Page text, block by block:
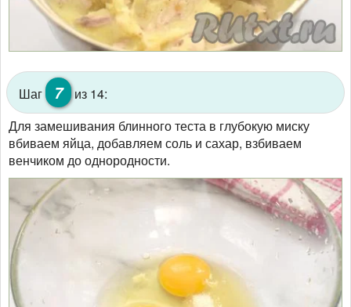
Шаг 7
из 14:
Для замешивания блинного теста в глубокую миску
вбиваем яйца, добавляем соль и сахар, взбиваем
венчиком до однородности.